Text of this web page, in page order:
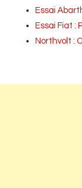
Essai
Essai Fiat :
Northvolt :